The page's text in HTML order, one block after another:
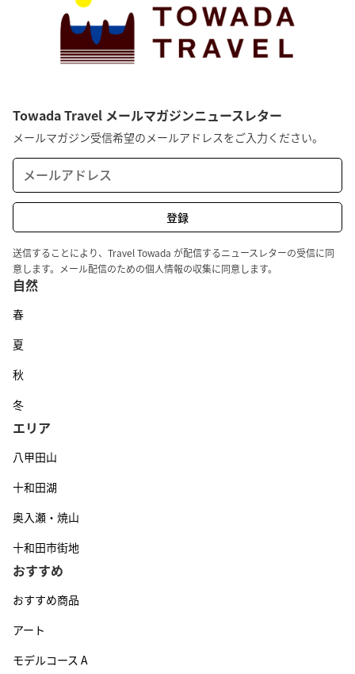
Towada Travel メールマガジンニュースレター
メールマガジン受信希望のメールアドレスをご入力ください。
送信することにより、Travel Towada が配信するニュースレターの受信に同
意します。メール配信のための個人情報の収集に同意します。
自然
春
夏
秋
冬
エリア
八甲田山
十和田湖
奥入瀬・焼山
十和田市街地
おすすめ
おすすめ商品
アート
モデルコース A